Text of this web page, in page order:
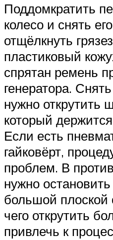
Поддомкратить
колесо и снять
отщёлкнуть
пластиковый
спрятан ремень
генератора.
нужно открутить
который
Если есть
гайковёрт,
проблем. В
нужно
большой плоской
чего открутить
привлечь к